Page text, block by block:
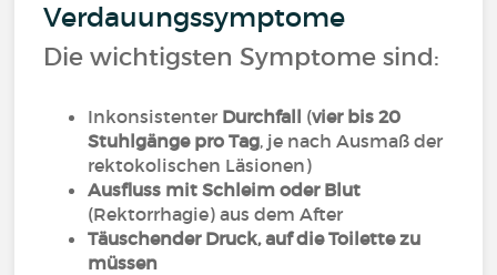
Verdauungssymptome
Die wichtigsten Symptome sind:
Inkonsistenter Durchfall (vier bis 20
Stuhlgänge pro Tag, je nach Ausmaß der
rektokolischen Läsionen)
Ausfluss mit Schleim oder Blut
(Rektorrhagie) aus dem After
Täuschender Druck, auf die Toilette zu
müssen